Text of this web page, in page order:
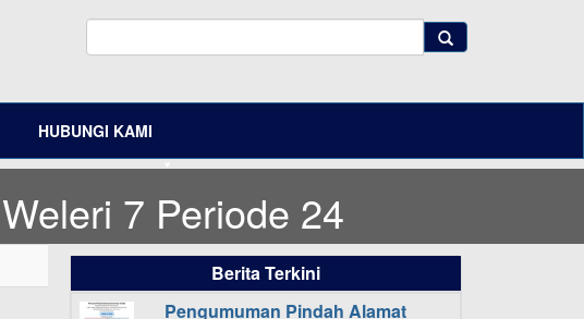
HUBUNGI KAMI
7 Periode 24
Berita Terkini
Pengumuman Pindah Alamat